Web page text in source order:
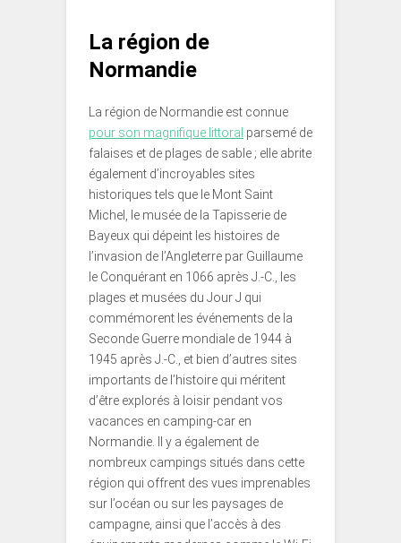
La région de
Normandie
La région de Normandie est connue
pour son magnifique littoral parsemé de
falaises et de plages de sable ; elle abrite
également d’incroyables sites
historiques tels que le Mont Saint
Michel, le musée de la Tapisserie de
Bayeux qui dépeint les histoires de
l’invasion de l’Angleterre par Guillaume
le Conquérant en 1066 après J.-C., les
plages et musées du Jour J qui
commémorent les événements de la
Seconde Guerre mondiale de 1944 à
1945 après J.-C., et bien d’autres sites
importants de l’histoire qui méritent
d’être explorés à loisir pendant vos
vacances en camping-car en
Normandie. Il y a également de
nombreux campings situés dans cette
région qui offrent des vues imprenables
sur l’océan ou sur les paysages de
campagne, ainsi que l’accès à des